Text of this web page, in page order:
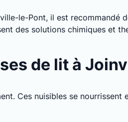
le-Pont, il est recommandé
des solutions chimiques et
de lit à
Ces nuisibles se